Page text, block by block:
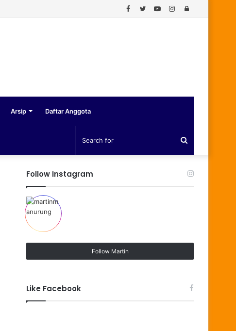
Log
Instagram
YouTube
Twitter
Facebook
Arsip Daftar Anggota
for
Follow Instagram
Follow Martin
Like Facebook